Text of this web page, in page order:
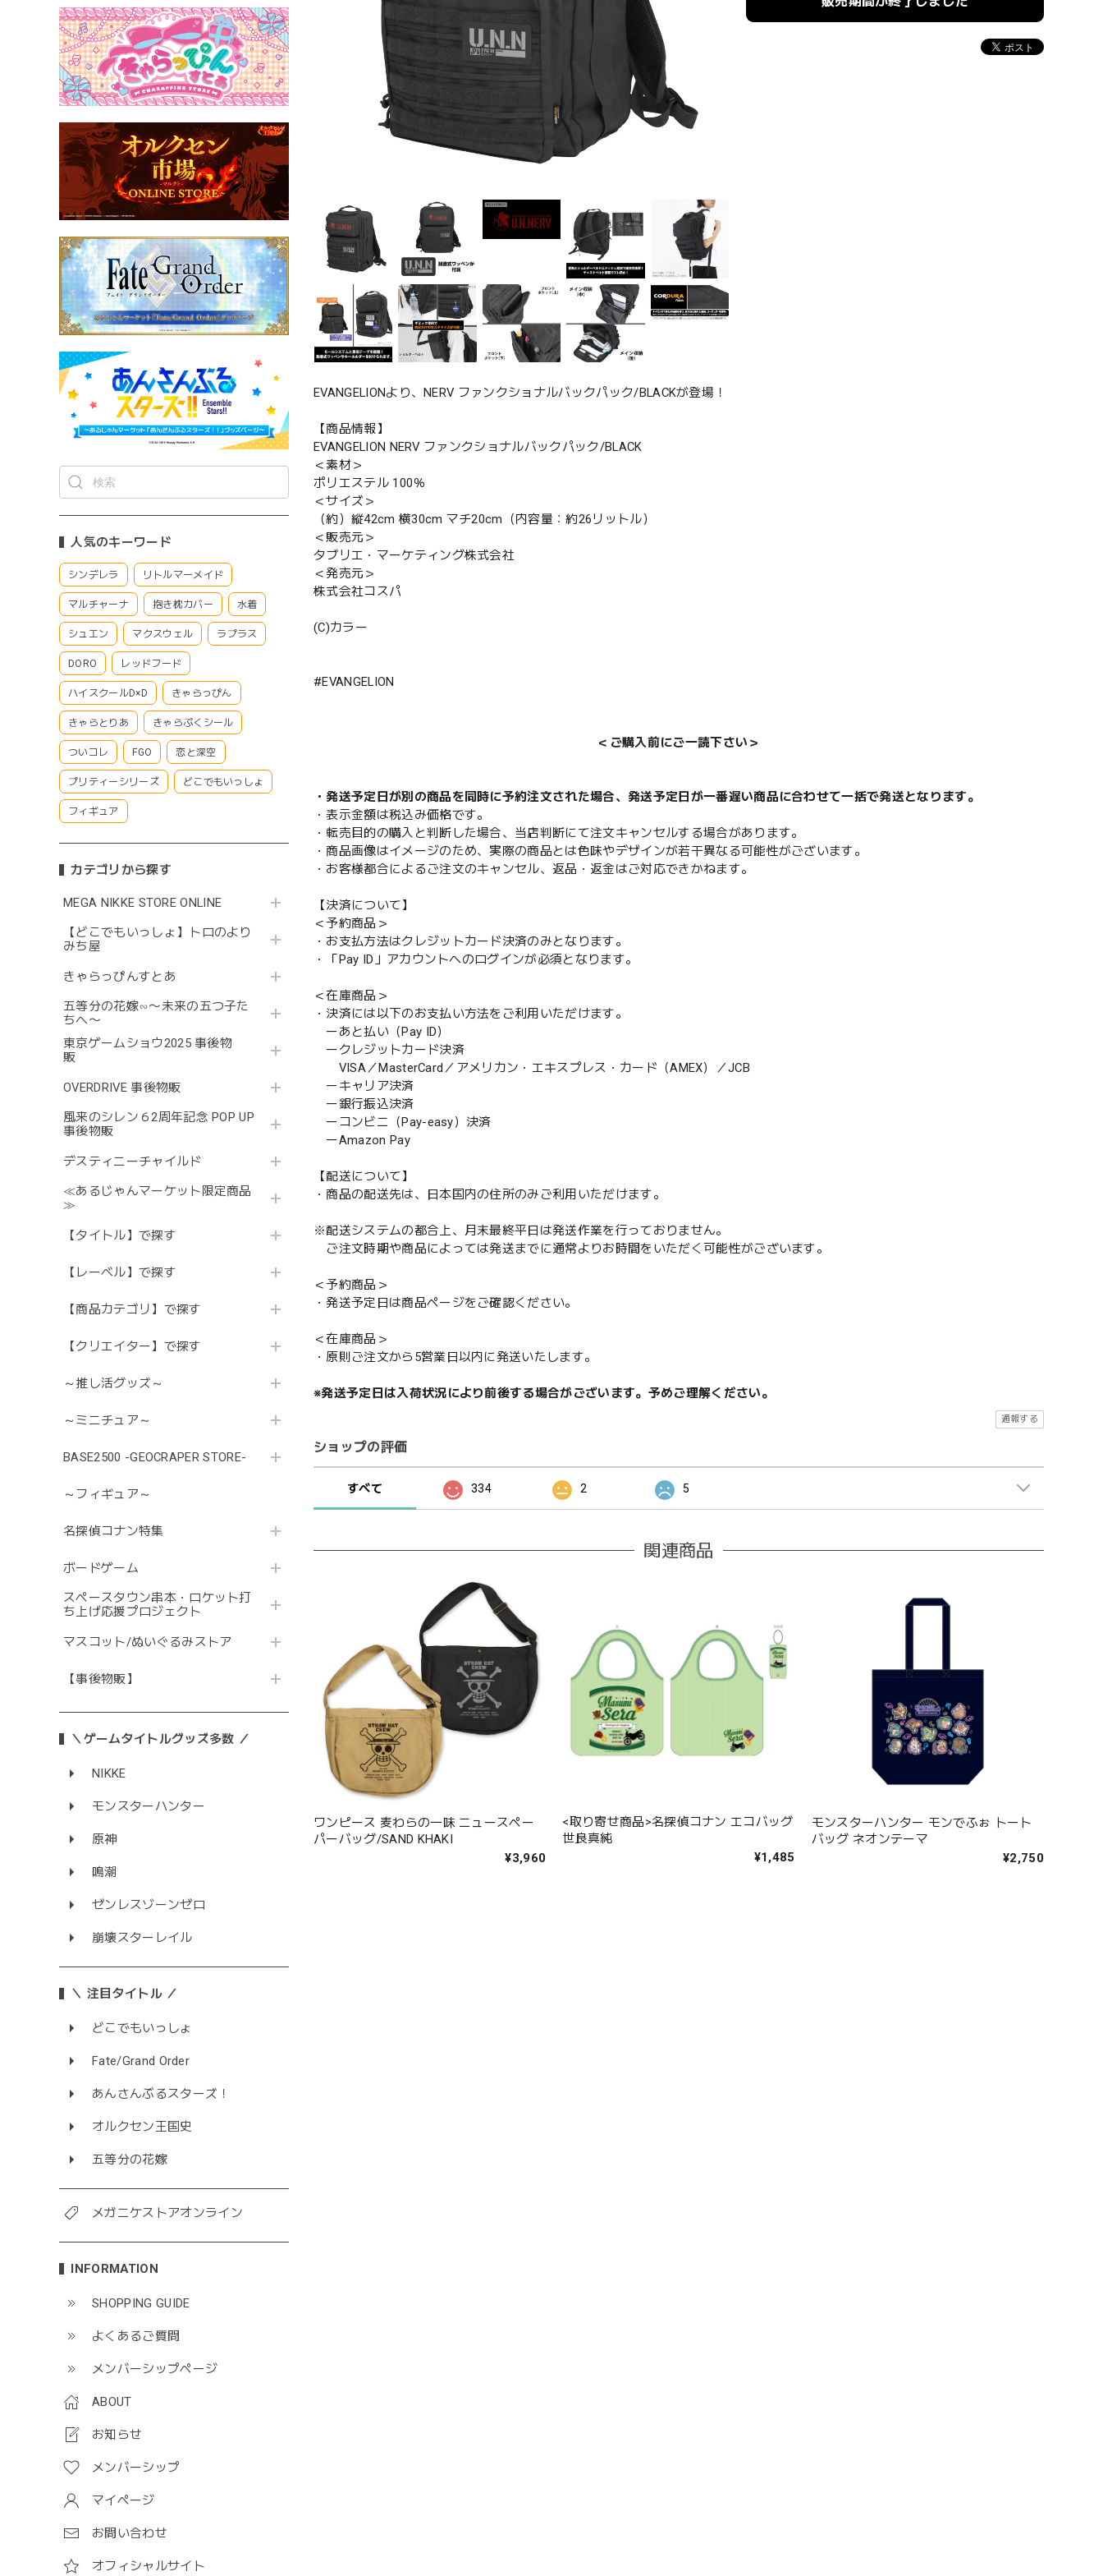
人気のキーワード
シンデレラ リトルマーメイド
マルチャーナ 抱き枕カバー 水着
シュエン マクスウェル ラプラス
DORO レッドフード
ハイスクールD×D きゃらっぴん
きゃらとりあ きゃらぷくシール
ついコレ FGO 恋と深空
プリティーシリーズ どこでもいっしょ
フィギュア
カテゴリから探す
MEGA NIKKE STORE ONLINE
【どこでもいっしょ】トロのより
みち屋
きゃらっぴんすとあ
五等分の花嫁∽〜未来の五つ子た
ちへ〜
東京ゲームショウ2025 事後物
販
OVERDRIVE 事後物販
風来のシレン６2周年記念 POP UP
事後物販
デスティニーチャイルド
≪あるじゃんマーケット限定商品
≫
【タイトル】で探す
【レーベル】で探す
【商品カテゴリ】で探す
【クリエイター】で探す
～推し活グッズ～
～ミニチュア～
BASE2500 -GEOCRAPER STORE-
～フィギュア～
名探偵コナン特集
ボードゲーム
スペースタウン串本・ロケット打
ち上げ応援プロジェクト
マスコット/ぬいぐるみストア
【事後物販】
＼ゲームタイトルグッズ多数 ／
NIKKE
モンスターハンター
原神
鳴潮
ゼンレスゾーンゼロ
崩壊スターレイル
＼ 注目タイトル ／
どこでもいっしょ
Fate/Grand Order
あんさんぶるスターズ！
オルクセン王国史
五等分の花嫁
メガニケストアオンライン
INFORMATION
SHOPPING GUIDE
よくあるご質問
メンバーシップページ
ABOUT
お知らせ
メンバーシップ
マイページ
お問い合わせ
オフィシャルサイト
EVANGELIONより、NERV ファンクショナルバックパック/BLACKが登場！
【商品情報】
EVANGELION NERV ファンクショナルバックパック/BLACK
＜素材＞
ポリエステル 100％
＜サイズ＞
（約）縦42cm 横30cm マチ20cm（内容量：約26リットル）
＜販売元＞
タブリエ・マーケティング株式会社
＜発売元＞
株式会社コスパ
(C)カラー
#EVANGELION
＜ご購入前にご一読下さい＞
・発送予定日が別の商品を同時に予約注文された場合、発送予定日が一番遅い商品に合わせて一括で発送となります。
・表示金額は税込み価格です。
・転売目的の購入と判断した場合、当店判断にて注文キャンセルする場合があります。
・商品画像はイメージのため、実際の商品とは色味やデザインが若干異なる可能性がございます。
・お客様都合によるご注文のキャンセル、返品・返金はご対応できかねます。
【決済について】
＜予約商品＞
・お支払方法はクレジットカード決済のみとなります。
・「Pay ID」アカウントへのログインが必須となります。
＜在庫商品＞
・決済には以下のお支払い方法をご利用いただけます。
ーあと払い（Pay ID）
ークレジットカード決済
VISA／MasterCard／アメリカン・エキスプレス・カード（AMEX）／JCB
ーキャリア決済
ー銀行振込決済
ーコンビニ（Pay-easy）決済
ーAmazon Pay
【配送について】
・商品の配送先は、日本国内の住所のみご利用いただけます。
※配送システムの都合上、月末最終平日は発送作業を行っておりません。
ご注文時期や商品によっては発送までに通常よりお時間をいただく可能性がございます。
＜予約商品＞
・発送予定日は商品ページをご確認ください。
＜在庫商品＞
・原則ご注文から5営業日以内に発送いたします。
※発送予定日は入荷状況により前後する場合がございます。予めご理解ください。
通報する
ショップの評価
すべて 334 2 5
関連商品
ワンピース 麦わらの一味 ニュースペー
パーバッグ/SAND KHAKI
¥3,960
<取り寄せ商品>名探偵コナン エコバッグ
世良真純
¥1,485
モンスターハンター モンでふぉ トート
バッグ ネオンテーマ
¥2,750